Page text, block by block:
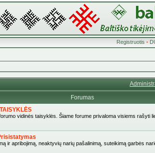
Registruotis •
Forumas
vidinės taisyklės. Šiame forume privaloma visiems rašyti
ir apribojimą, neaktyvių narių pašalinimą, suteikimą garbės